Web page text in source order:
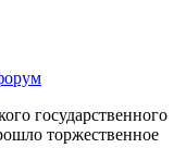
государственного
торжественное